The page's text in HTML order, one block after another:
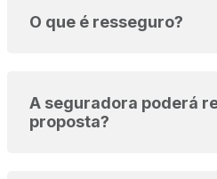
O que é resseguro?
A seguradora poderá
proposta?